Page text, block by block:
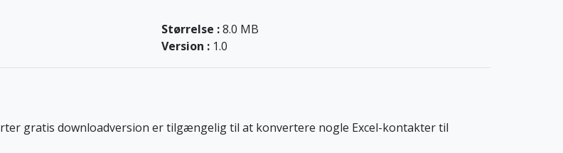
Størrelse :8.0 MB
Version : 1.0
gratis downloadversion er tilgængelig til at konvertere nogle Excel-kontakter til